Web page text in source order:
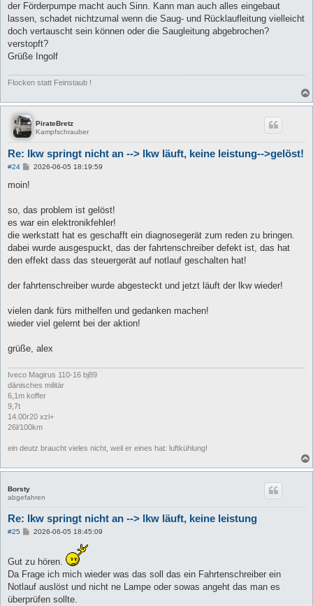
der Förderpumpe macht auch Sinn. Kann man auch alles eingebaut
lassen, schadet nichtzumal wenn die Saug- und Rücklaufleitung vielleicht
doch vertauscht sein können oder die Saugleitung abgebrochen?
verstopft?
Grüße Ingolf
Flocken statt Feinstaub !
PirateBretz
Kampfschrauber
Re: lkw springt nicht an --> lkw läuft, keine leistung-->gelöst!
#24
B
a
2026-06-05 18:19:59
moin!
so, das problem ist gelöst!
es war ein elektronikfehler!
die werkstatt hat es geschafft ein diagnosegerät zum reden zu bringen.
dabei wurde ausgespuckt, das der fahrtenschreiber defekt ist, das hat
den effekt dass das steuergerät auf notlauf geschalten hat!
der fahrtenschreiber wurde abgesteckt und jetzt läuft der lkw wieder!
vielen dank fürs mithelfen und gedanken machen!
wieder viel gelernt bei der aktion!
grüße, alex
Iveco Magirus 110-16 bj89
dänisches militär
6,1m koffer
9,7t
14.00r20 xzl+
26l/100km
ein deutz braucht vieles nicht, weil er eines hat: luftkühlung!
Borsty
abgefahren
Re: lkw springt nicht an --> lkw läuft, keine leistung
#25
B
r
a
g
2026-06-05 18:45:09
Gut zu hören.
Da Frage ich mich wieder was das soll das ein Fahrtenschreiber ein
Notlauf auslöst und nicht ne Lampe oder sowas angeht das man es
überprüfen sollte.